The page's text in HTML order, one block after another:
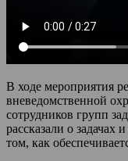
В ходе мероприятия
вневедомственной
сотрудников групп
рассказали о
том, как